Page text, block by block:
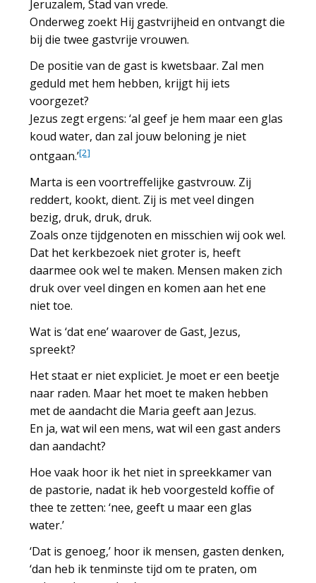
Jeruzalem, Stad van vrede.
Onderweg zoekt Hij gastvrijheid en ontvangt die
bij die twee gastvrije vrouwen.
De positie van de gast is kwetsbaar. Zal men
geduld met hem hebben, krijgt hij iets
voorgezet?
Jezus zegt ergens: ‘al geef je hem maar een glas
koud water, dan zal jouw beloning je niet
ontgaan.’[2]
Marta is een voortreffelijke gastvrouw. Zij
reddert, kookt, dient. Zij is met veel dingen
bezig, druk, druk, druk.
Zoals onze tijdgenoten en misschien wij ook wel.
Dat het kerkbezoek niet groter is, heeft
daarmee ook wel te maken. Mensen maken zich
druk over veel dingen en komen aan het ene
niet toe.
Wat is ‘dat ene’ waarover de Gast, Jezus,
spreekt?
Het staat er niet expliciet. Je moet er een beetje
naar raden. Maar het moet te maken hebben
met de aandacht die Maria geeft aan Jezus.
En ja, wat wil een mens, wat wil een gast anders
dan aandacht?
Hoe vaak hoor ik het niet in spreekkamer van
de pastorie, nadat ik heb voorgesteld koffie of
thee te zetten: ‘nee, geeft u maar een glas
water.’
‘Dat is genoeg,’ hoor ik mensen, gasten denken,
‘dan heb ik tenminste tijd om te praten, om